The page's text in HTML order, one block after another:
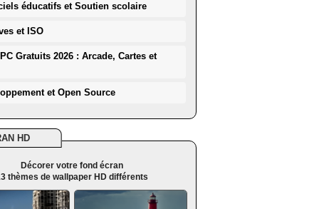
éducatifs et Soutien scolaire
et ISO
Gratuits 2026 : Arcade, Cartes et
et Open Source
HD
Décorer votre fond écran
thèmes de wallpaper HD différents